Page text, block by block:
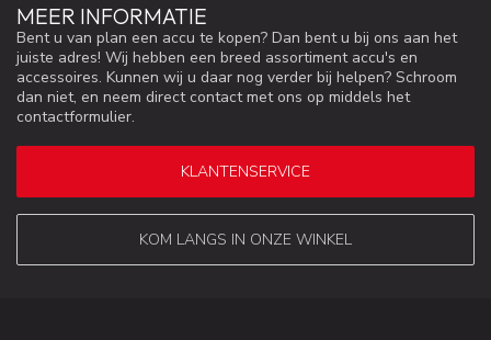
MEER INFORMATIE
Bent u van plan een accu te kopen? Dan bent u bij ons aan het
juiste adres! Wij hebben een breed assortiment accu's en
accessoires. Kunnen wij u daar nog verder bij helpen? Schroom
dan niet, en neem direct contact met ons op middels het
contactformulier.
KLANTENSERVICE
KOM LANGS IN ONZE WINKEL